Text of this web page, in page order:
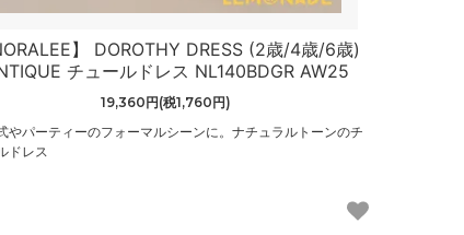
】 DOROTHY DRESS (2歳/4歳/6歳)
チュールドレス NL140BDGR AW25
19,360円(税1,760円)
やパーティーのフォーマルシーンに。ナチュラルトーンのチ
ドレス